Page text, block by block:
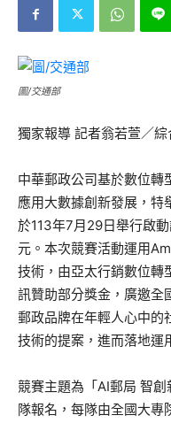
圖/交通部
獨家報導 記者翁若萱／綜
中華郵政公司基於數位轉
應用大數據創新發展，
於113年7月29日舉行啟
元。本次競賽活動運用
技術，由亞太行銷數位轉
訊贊助部分獎金，廣邀全
郵政品牌在年輕人心中的
技術的提案，進而落地運
競賽主題為「AI郵局 智
隊報名，每隊由全國大專